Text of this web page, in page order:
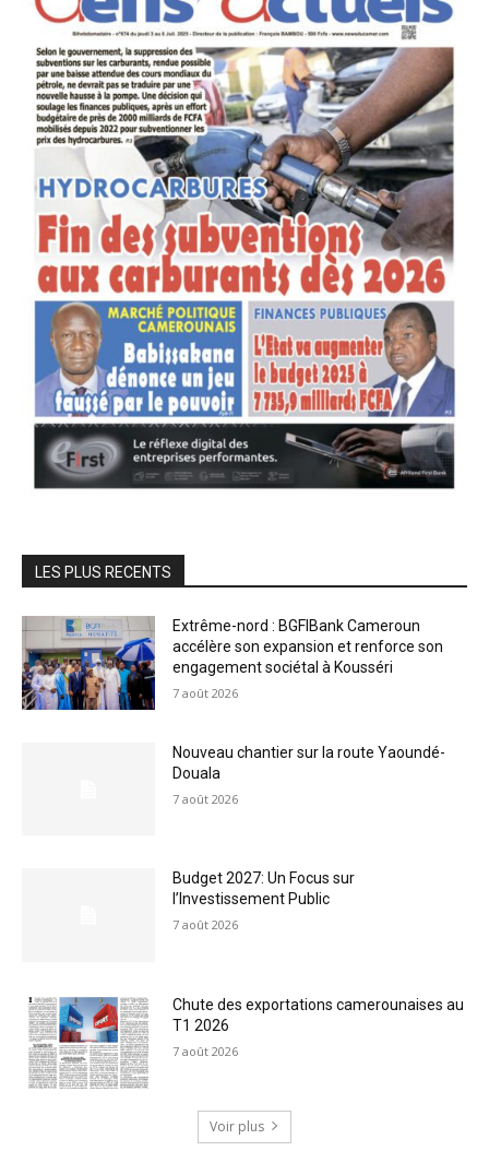
LES PLUS RECENTS
Extrême-nord : BGFIBank Cameroun
accélère son expansion et renforce son
engagement sociétal à Kousséri
7 août 2026
Nouveau chantier sur la route Yaoundé-
Douala
7 août 2026
Budget 2027: Un Focus sur
l’Investissement Public
7 août 2026
Chute des exportations camerounaises au
T1 2026
7 août 2026
Voir plus